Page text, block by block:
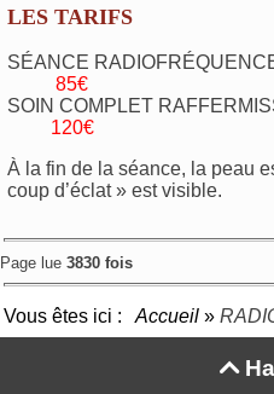
LES TARIFS
SÉANCE
85€
SOIN COMPLET
120€
À la fin de la séance, la peau
coup d’éclat » est visible.
Page lue 3830 fois
Vous êtes ici : Accueil»
